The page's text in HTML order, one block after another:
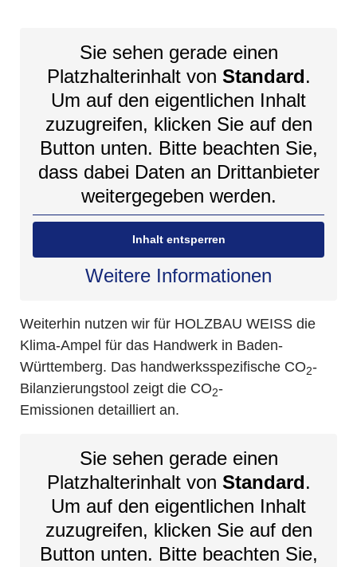
Sie sehen gerade einen
Platzhalterinhalt von Standard.
Um auf den eigentlichen Inhalt
zuzugreifen, klicken Sie auf den
Button unten. Bitte beachten Sie,
dass dabei Daten an Drittanbieter
weitergegeben werden.
Inhalt entsperren
Weitere Informationen
Weiterhin nutzen wir für HOLZBAU WEISS die
Klima-Ampel für das Handwerk in Baden-
Württemberg. Das handwerksspezifische CO2-
Bilanzierungstool zeigt die CO2-
Emissionen detailliert an.
Sie sehen gerade einen
Platzhalterinhalt von Standard.
Um auf den eigentlichen Inhalt
zuzugreifen, klicken Sie auf den
Button unten. Bitte beachten Sie,